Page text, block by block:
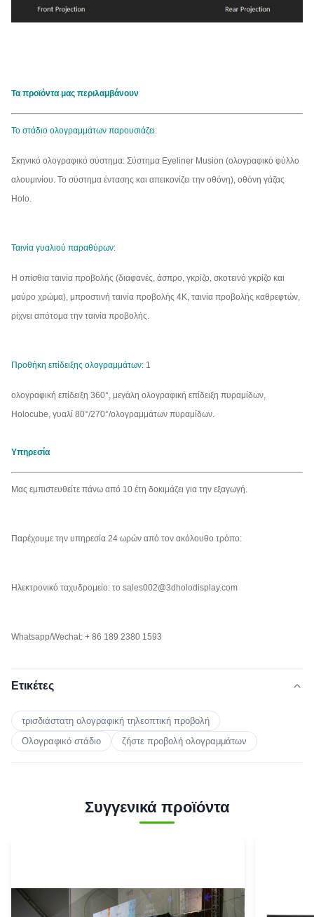
Τα προϊόντα μας περιλαμβάνουν
Το στάδιο ολογραμμάτων παρουσιάζει:
Σκηνικό ολογραφικό σύστημα: Σύστημα Eyeliner Musion (ολογραφικό φύλλο
αλουμινίου. Το σύστημα έντασης και απεικονίζει την οθόνη), οθόνη γάζας
Holo.
Ταινία γυαλιού παραθύρων:
Η οπίσθια ταινία προβολής (διαφανές, άσπρο, γκρίζο, σκοτεινό γκρίζο και
μαύρο χρώμα), μπροστινή ταινία προβολής 4K, ταινία προβολής καθρεφτών,
ρίχνει απότομα την ταινία προβολής.
Προθήκη επίδειξης ολογραμμάτων: 1
ολογραφική επίδειξη 360°, μεγάλη ολογραφική επίδειξη πυραμίδων,
Holocube, γυαλί 80°/270°/ολογραμμάτων πυραμίδων.
Υπηρεσία
Μας εμπιστευθείτε πάνω από 10 έτη δοκιμάζει για την εξαγωγή.
Παρέχουμε την υπηρεσία 24 ωρών από τον ακόλουθο τρόπο:
Ηλεκτρονικό ταχυδρομείο: το sales002@3dholodisplay.com
Whatsapp/Wechat: + 86 189 2380 1593
Ετικέτες
τρισδιάστατη ολογραφική τηλεοπτική προβολή
Ολογραφικό στάδιο
ζήστε προβολή ολογραμμάτων
Συγγενικά προϊόντα